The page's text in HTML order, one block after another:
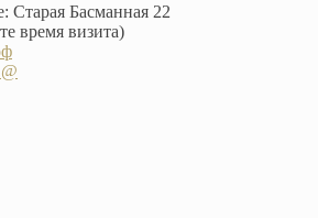
Старая Басманная 22
время визита)